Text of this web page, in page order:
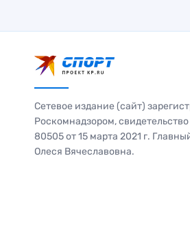
Сетевое издание (сайт)
Роскомнадзором,
80505 от 15 марта 2021 г.
Олеся Вячеславовна.